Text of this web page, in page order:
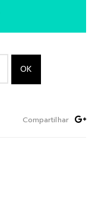
Compartilhar